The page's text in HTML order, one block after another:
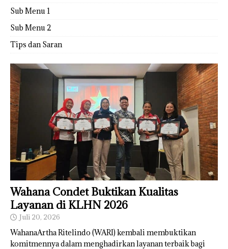
Sub Menu 1
Sub Menu 2
Tips dan Saran
Wahana Condet Buktikan Kualitas
Layanan di KLHN 2026
Juli 20, 2026
WahanaArtha Ritelindo (WARI) kembali membuktikan
komitmennya dalam menghadirkan layanan terbaik bagi